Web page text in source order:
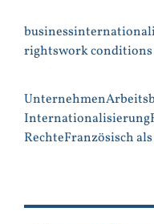
business
rightswork conditions
Unternehmen
Internationalisierung
RechteFranzösisch